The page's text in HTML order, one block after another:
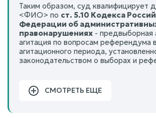
Таким образом, суд квалифицирует
<ФИО> по ст. 5.10 Кодекса
Федерации об
правонарушениях - предвыборная
агитация по вопросам референдума
агитационного периода,
законодательством о выборах и
СМОТРЕТЬ ЕЩЕ